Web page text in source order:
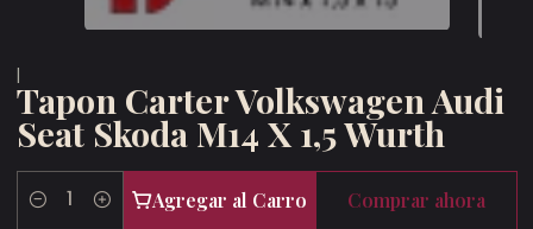
Tapon Carter Volkswagen Audi
Seat Skoda M14 X 1,5 Wurth
Cantidad
Agregar al Carro Comprar ahora